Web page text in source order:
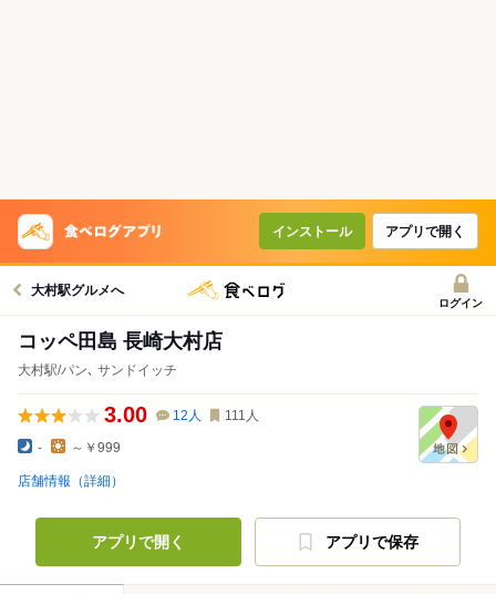
インストール アプリで開く
大村駅グルメへ
ログイン
コッペ田島 長崎大村店
大村駅/パン､ サンドイッチ
3.00 12 人 111 人
- ～￥999
店舗情報（詳細）
アプリで開く アプリで保存